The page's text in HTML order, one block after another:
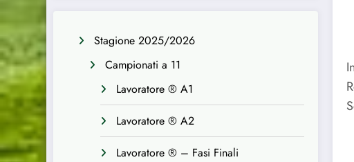
Stagione 2025/2026
Campionati a 11
Lavoratore ® A1
Lavoratore ® A2
Lavoratore ® – Fasi Finali